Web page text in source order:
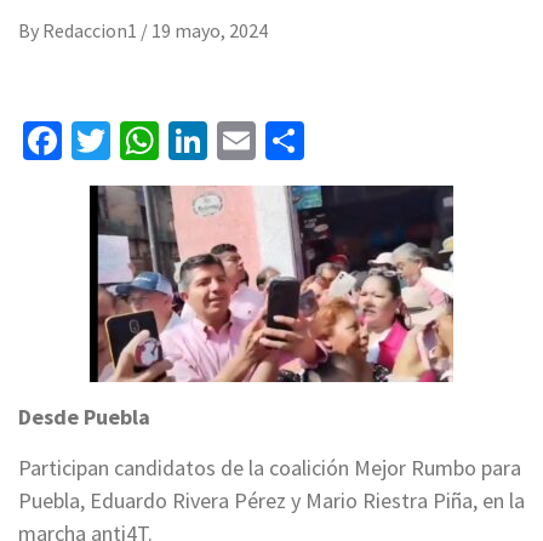
By Redaccion1 / 19 mayo, 2024
Facebook
Twitter
WhatsApp
LinkedIn
Email
Desde Puebla
Participan candidatos de la coalición Mejor Rumbo para
Puebla, Eduardo Rivera Pérez y Mario Riestra Piña, en la
marcha anti4T.